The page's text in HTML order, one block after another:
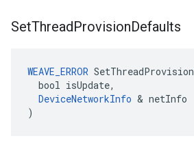
SetThreadProvisionDefaults
WEAVE_ERROR
  bool isUpdate,
DeviceNetworkInfo & netInfo
)